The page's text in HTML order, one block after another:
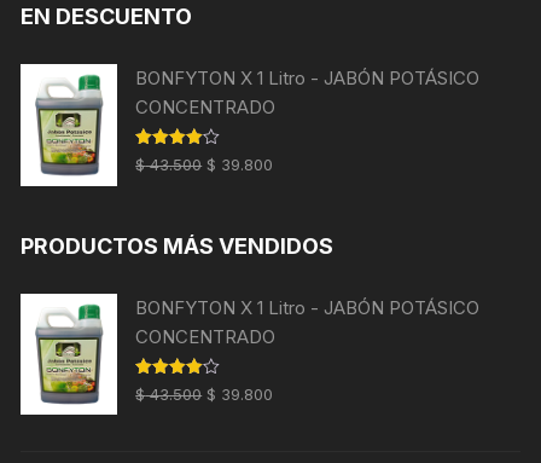
EN DESCUENTO
BONFYTON X 1 Litro - JABÓN POTÁSICO
CONCENTRADO
Valorado
con 4.00
$43.500 El
era:
$ 39.800
es:
PRODUCTOS MÁS VENDIDOS
BONFYTON X 1 Litro - JABÓN POTÁSICO
CONCENTRADO
Valorado
con 4.00
$43.500 El
$ 39.800